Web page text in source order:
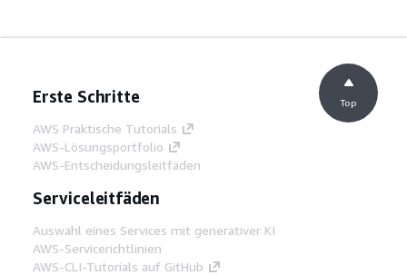
Erste Schritte
AWS Praktische Tutorials
AWS-Lösungsportfolio
AWS-Entscheidungsleitfäden
Serviceleitfäden
Auswahl eines Services mit generativer KI
AWS-Servicerichtlinien
AWS-CLI-Tutorials auf GitHub
Top